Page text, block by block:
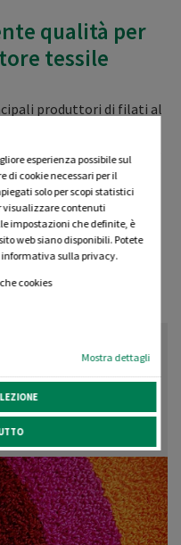
esperienza possibile sul
di cookie necessari per il
solo per scopi statistici
visualizzare contenuti
impostazioni che definite, è
web siano disponibili. Potete
sulla privacy.
cookies
Mostra dettagli
qualità per
tessile
produttori di filati al
per filati, stabilizzatori e
di una tradizione
e distribuiamo prodotti
ricami su macchine
marchi e ricamifici
con prodotti,
individuali.
poliestere
in ciniglia